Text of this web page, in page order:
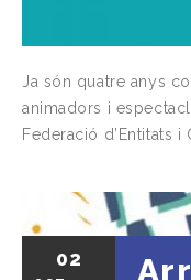
Ja són quatre anys
animadors i
Federació d’Entitats
02